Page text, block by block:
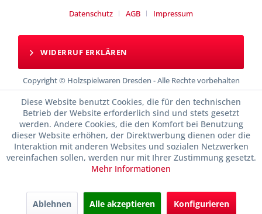
Datenschutz
AGB Impressum
WIDERRUF ERKLÄREN
Copyright © Holzspielwaren Dresden - Alle Rechte vorbehalten
Diese Website benutzt Cookies, die für den technischen
Betrieb der Website erforderlich sind und stets gesetzt
werden. Andere Cookies, die den Komfort bei Benutzung
dieser Website erhöhen, der Direktwerbung dienen oder die
Interaktion mit anderen Websites und sozialen Netzwerken
vereinfachen sollen, werden nur mit Ihrer Zustimmung gesetzt.
Mehr Informationen
Ablehnen Alle akzeptieren Konfigurieren